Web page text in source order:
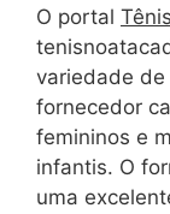
O portal
variedade de
fornecedor
femininos e
infantis. O
uma